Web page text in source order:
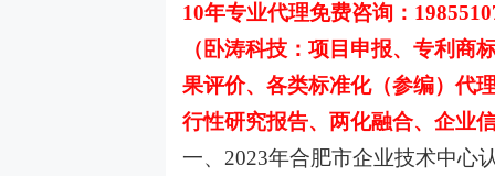
10年专业代理免费咨询：
（卧涛科技：项目申报、专利商
果评价、各类标准化（参编）代
行性研究报告、两化融合、企业
一、2023年合肥市企业技术中心